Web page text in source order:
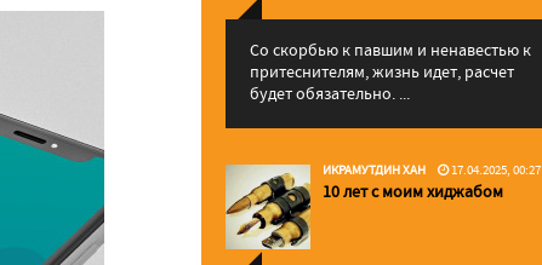
Со скорбью к павшим и ненавестью к
притеснителям, жизнь идет, расчет
будет обязательно. ...
ИКРАМУТДИН ХАН 17.04.2025, 00:27
10 лет с моим хиджабом